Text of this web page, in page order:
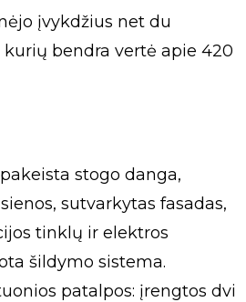
įvykdžius net du
kurių bendra vertė apie 420
stogo danga,
sutvarkytas fasadas,
tinklų ir elektros
šildymo sistema.
patalpos: įrengtos dvi